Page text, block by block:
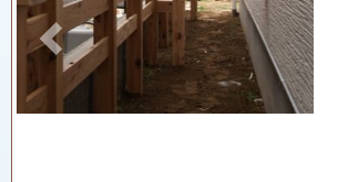
Previous